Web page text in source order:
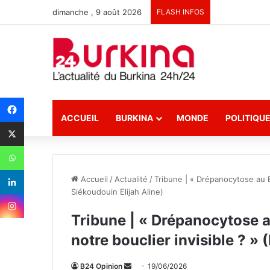
dimanche , 9 août 2026 FLASH INFOS
ACCUEIL BURKINA MONDE POLITIQUE
Accueil / Actualité /Tribune | « Drépanocytose
Siékoudouin Elijah Aline)
Tribune | « Drépanocytose
notre bouclier invisible ? »
B24 Opinion 19/06/2026